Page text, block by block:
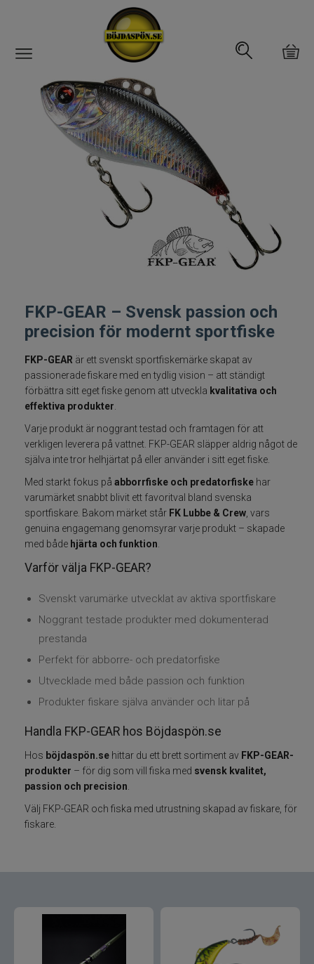
Gäddfemman
Abborrfemman
Fiskelinor
Småplock
Tillbehör
Flugbindning
Flugfiske
Vinterfiske
Specimenfiske
Varumärken
Grundéns
Mikado
13 Fishing
ABU Garcia
AH Baits
Ahrex
FKP-GEAR – Svensk passion och
precision för modernt sportfiske
FKP-GEAR är ett svenskt sportfiskemärke skapat av
passionerade fiskare med en tydlig vision – att ständigt
förbättra sitt eget fiske genom att utveckla kvalitativa och
effektiva produkter.
Varje produkt är noggrant testad och framtagen för att
verkligen leverera på vattnet. FKP-GEAR släpper aldrig något de
själva inte tror helhjärtat på eller använder i sitt eget fiske.
Med starkt fokus på abborrfiske och predatorfiske har
varumärket snabbt blivit ett favoritval bland svenska
sportfiskare. Bakom märket står FK Lubbe & Crew, vars
genuina engagemang genomsyrar varje produkt – skapade
med både hjärta och funktion.
Varför välja FKP-GEAR?
Svenskt varumärke utvecklat av aktiva sportfiskare
Noggrant testade produkter med dokumenterad
prestanda
Perfekt för abborre- och predatorfiske
Utvecklade med både passion och funktion
Produkter fiskare själva använder och litar på
Handla FKP-GEAR hos Böjdaspön.se
Hos böjdaspön.se hittar du ett brett sortiment av FKP-GEAR-
produkter – för dig som vill fiska med svensk kvalitet,
passion och precision.
Välj FKP-GEAR och fiska med utrustning skapad av fiskare, för
fiskare.